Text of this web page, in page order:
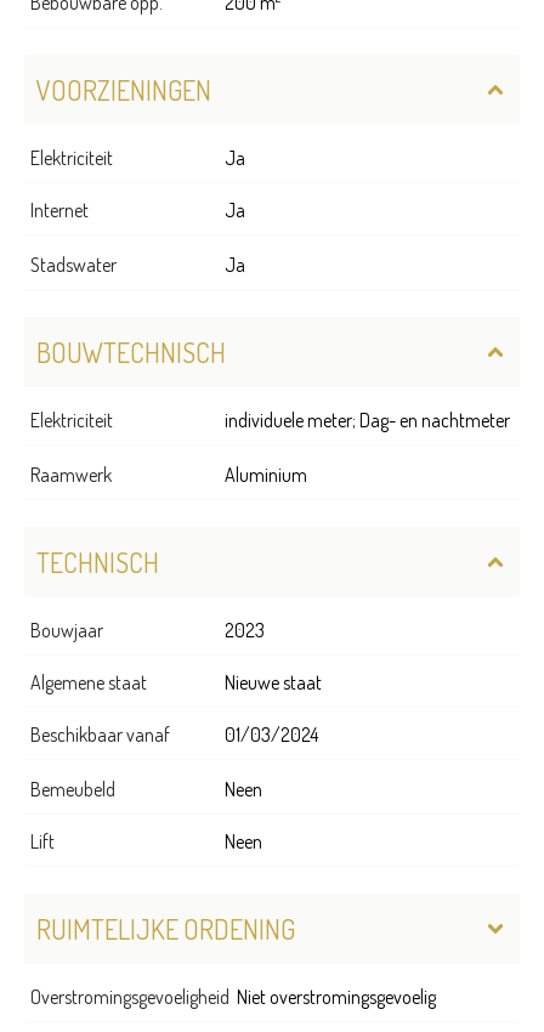
VOORZIENINGEN
Elektriciteit Ja
Internet Ja
Stadswater Ja
BOUWTECHNISCH
Elektriciteit individuele meter; Dag- en nachtmeter
Raamwerk Aluminium
TECHNISCH
Bouwjaar 2023
Algemene staat Nieuwe staat
Beschikbaar vanaf 01/03/2024
Bemeubeld Neen
Lift Neen
RUIMTELIJKE ORDENING
Overstromingsgevoeligheid Niet overstromingsgevoelig